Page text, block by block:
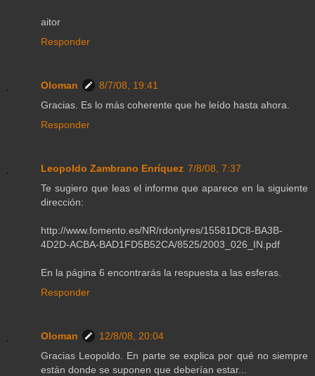
aitor
Responder
Oloman
8/7/08, 19:41
Gracias. Es lo más coherente que he leído hasta ahora.
Responder
Leopoldo Zambrano Enríquez 7/8/08, 7:37
Te sugiero que leas el informe que aparece en la siguiente
dirección:
http://www.fomento.es/NR/rdonlyres/15581DC8-BA3B-
4D2D-ACBA-BAD1FD5B52CA/8525/2003_026_IN.pdf
En la página 6 encontrarás la respuesta a las esferas.
Responder
Oloman
12/8/08, 20:04
Gracias Leopoldo. En parte se explica por qué no siempre
están donde se suponen que deberían estar...